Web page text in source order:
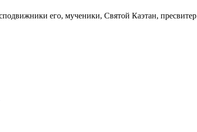
его, мученики, Святой Каэтан, пресвитер